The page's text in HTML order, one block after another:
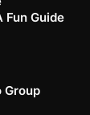
Fun Guide
Group